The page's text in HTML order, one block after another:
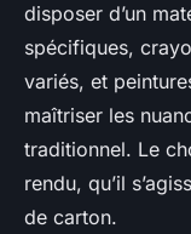
disposer d’un
spécifiques,
variés, et
maîtriser les
traditionnel. Le
rendu, qu’il
de carton.